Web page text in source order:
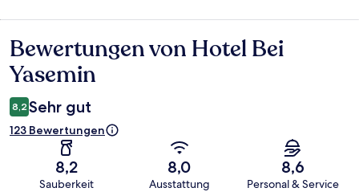
Bewertungen
Bewertungen von Hotel Bei
Yasemin
8,2 Sehr gut
123 Bewertungen
8,2
Sauberkeit
8,0
Ausstattung
8,6
Personal & Service